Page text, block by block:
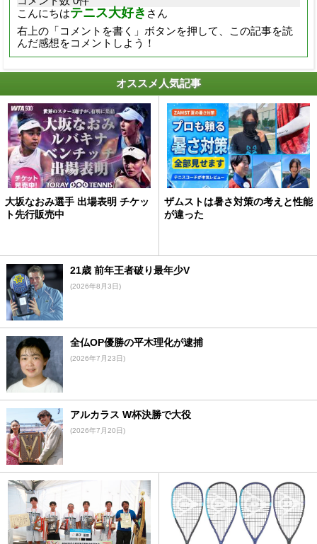
こんにちはテニス大好き さん
右上の「コメントを書く」ボタンを押して、この記事を読
んだ感想をコメントしよう！
オススメ人気記事
大坂なおみ選手 出場表明 チケッ
ト先行販売中
ザムストは暑さ対策の考えと性能
が違った
21歳 前年王者破り最年少V
(2026年8月3日)
全仏OP優勝の平木理化が逮捕
(2026年7月23日)
アルカラス W杯決勝で大役
(2026年7月20日)